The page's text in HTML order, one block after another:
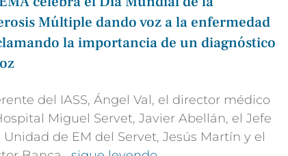
Múltiple dando voz a la enfermedad
la importancia de un diagnóstico
del IASS, Ángel Val, el director médico
Miguel Servet, Javier Abellán, el Jefe
Unidad de EM del Servet, Jesús Martín y el